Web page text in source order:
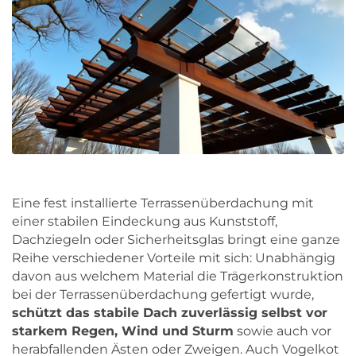
Eine fest installierte Terrassenüberdachung mit
einer stabilen Eindeckung aus Kunststoff,
Dachziegeln oder Sicherheitsglas bringt eine ganze
Reihe verschiedener Vorteile mit sich: Unabhängig
davon aus welchem Material die Trägerkonstruktion
bei der Terrassenüberdachung gefertigt wurde,
schützt das stabile Dach zuverlässig selbst vor
starkem Regen, Wind und Sturm sowie auch vor
herabfallenden Ästen oder Zweigen. Auch Vogelkot